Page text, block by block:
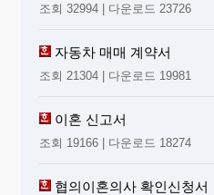
조회 32994 | 다운로드 23726
자동차 매매 계약서
조회 21304 | 다운로드 19981
이혼 신고서
조회 19166 | 다운로드 18274
협의이혼의사 확인신청서